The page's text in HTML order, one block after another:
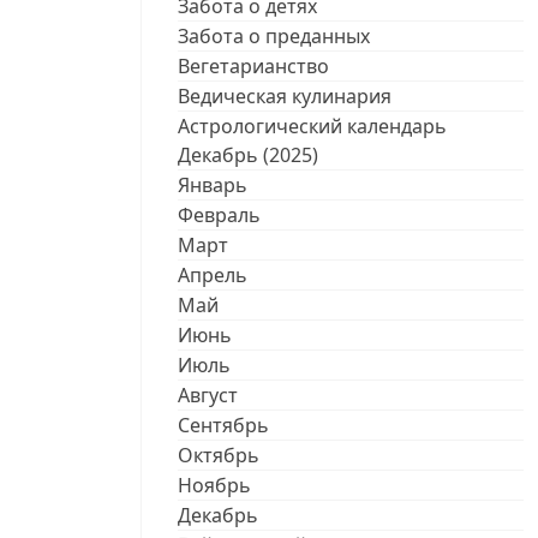
Забота о детях
Забота о преданных
Вегетарианство
Ведическая кулинария
Астрологический календарь
Декабрь (2025)
Январь
Февраль
Март
Апрель
Май
Июнь
Июль
Август
Сентябрь
Октябрь
Ноябрь
Декабрь